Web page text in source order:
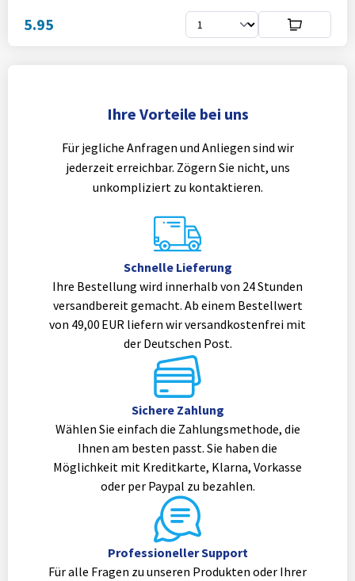
5.95
Ihre Vorteile bei uns
Für jegliche Anfragen und Anliegen sind wir
jederzeit erreichbar. Zögern Sie nicht, uns
unkompliziert zu kontaktieren.
Schnelle Lieferung
Ihre Bestellung wird innerhalb von 24 Stunden
versandbereit gemacht. Ab einem Bestellwert
von 49,00 EUR liefern wir versandkostenfrei mit
der Deutschen Post.
Sichere Zahlung
Wählen Sie einfach die Zahlungsmethode, die
Ihnen am besten passt. Sie haben die
Möglichkeit mit Kreditkarte, Klarna, Vorkasse
oder per Paypal zu bezahlen.
Professioneller Support
Für alle Fragen zu unseren Produkten oder Ihrer